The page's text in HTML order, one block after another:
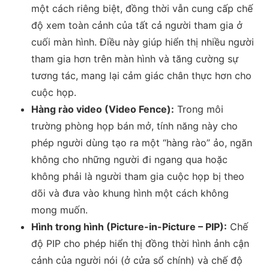
một cách riêng biệt, đồng thời vẫn cung cấp chế
độ xem toàn cảnh của tất cả người tham gia ở
cuối màn hình. Điều này giúp hiển thị nhiều người
tham gia hơn trên màn hình và tăng cường sự
tương tác, mang lại cảm giác chân thực hơn cho
cuộc họp.
Hàng rào video (Video Fence): Trong môi
trường phòng họp bán mở, tính năng này cho
phép người dùng tạo ra một “hàng rào” ảo, ngăn
không cho những người đi ngang qua hoặc
không phải là người tham gia cuộc họp bị theo
dõi và đưa vào khung hình một cách không
mong muốn.
Hình trong hình (Picture-in-Picture – PIP): Chế
độ PIP cho phép hiển thị đồng thời hình ảnh cận
cảnh của người nói (ở cửa sổ chính) và chế độ